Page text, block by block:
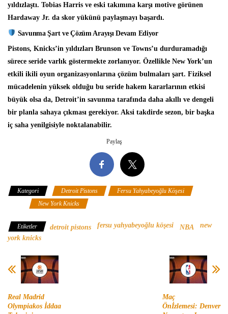
yıldızlaştı. Tobias Harris ve eski takımına karşı motive görünen
Hardaway Jr. da skor yükünü paylaşmayı başardı.
Savunma Şart ve Çözüm Arayışı Devam Ediyor
Pistons, Knicks’in yıldızları Brunson ve Towns’u durduramadığı
sürece seride varlık göstermekte zorlanıyor. Özellikle New York’un
etkili ikili oyun organizasyonlarına çözüm bulmaları şart. Fiziksel
mücadelenin yüksek olduğu bu seride hakem kararlarının etkisi
büyük olsa da, Detroit’in savunma tarafında daha akıllı ve dengeli
bir planla sahaya çıkması gerekiyor. Aksi takdirde sezon, bir başka
iç saha yenilgisiyle noktalanabilir.
Paylaş
Kategori Detroit Pistons
Fersu Yahyabeyoğlu Köşesi
New York Knicks
Etiketler detroit pistons fersu yahyabeyoğlu köşesi NBA
new
york knicks
Real Madrid
Olympiakos İddaa
Maç
Önİzlemesi: Denver